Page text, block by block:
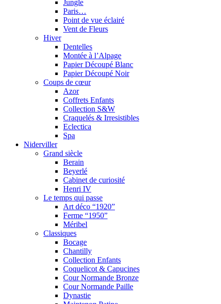
Jungle
Paris…
Point de vue éclairé
Vent de Fleurs
Hiver
Dentelles
Montée à l’Alpage
Papier Découpé Blanc
Papier Découpé Noir
Coups de cœur
Azor
Coffrets Enfants
Collection S&W
Craquelés & Irresistibles
Eclectica
Spa
Niderviller
Grand siècle
Berain
Beyerlé
Cabinet de curiosité
Henri IV
Le temps qui passe
Art déco “1920”
Ferme “1950”
Méribel
Classiques
Bocage
Chantilly
Collection Enfants
Coquelicot & Capucines
Cour Normande Bronze
Cour Normande Paille
Dynastie